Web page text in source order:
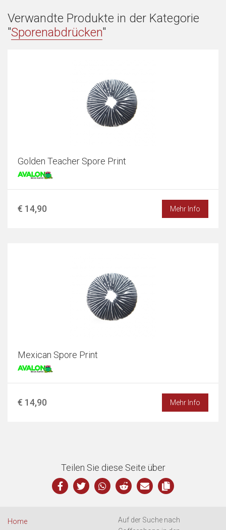
Verwandte Produkte in der Kategorie
"Sporenabdrücken"
Golden Teacher Spore Print
€ 14,90 Mehr Info
Mexican Spore Print
€ 14,90 Mehr Info
Teilen Sie diese Seite über
Home
Auf der Suche nach